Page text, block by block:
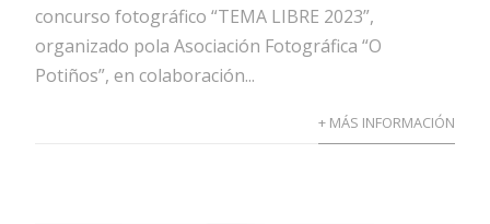
concurso fotográfico “TEMA LIBRE 2023”,
organizado pola Asociación Fotográfica “O
Potiños”, en colaboración...
+ MÁS INFORMACIÓN